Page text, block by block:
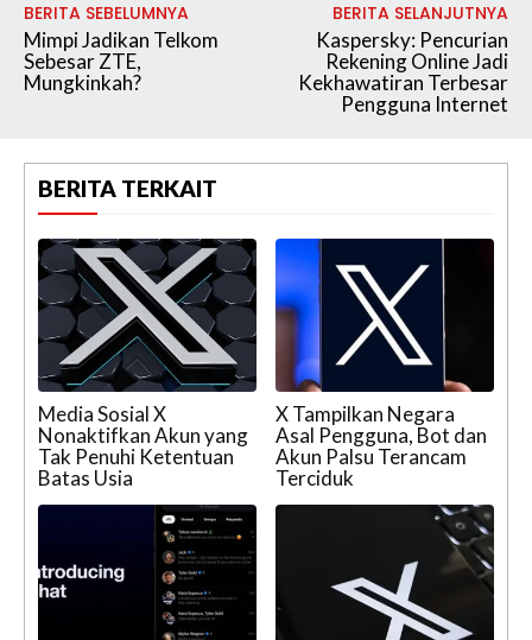
BERITA SEBELUMNYA
Mimpi Jadikan Telkom
Sebesar ZTE,
Mungkinkah?
BERITA SELANJUTNYA
Kaspersky: Pencurian
Rekening Online Jadi
Kekhawatiran Terbesar
Pengguna Internet
BERITA TERKAIT
Media Sosial X
Nonaktifkan Akun yang
Tak Penuhi Ketentuan
Batas Usia
X Tampilkan Negara
Asal Pengguna, Bot dan
Akun Palsu Terancam
Terciduk